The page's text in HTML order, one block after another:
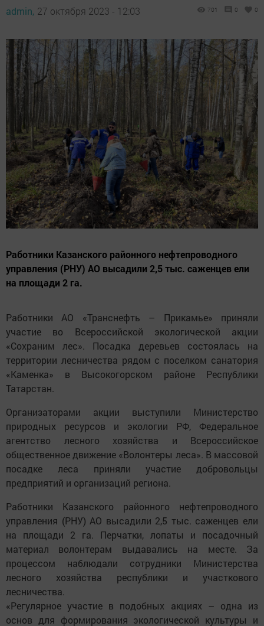
admin, 27 октября 2023 - 12:03 701 0 0
Работники Казанского районного нефтепроводного
управления (РНУ) АО высадили 2,5 тыс. саженцев ели
на площади 2 га.
Работники АО «Транснефть – Прикамье» приняли
участие во Всероссийской экологической акции
«Сохраним лес». Посадка деревьев состоялась на
территории лесничества рядом с поселком санатория
«Каменка» в Высокогорском районе Республики
Татарстан.
Организаторами акции выступили Министерство
природных ресурсов и экологии РФ, Федеральное
агентство лесного хозяйства и Всероссийское
общественное движение «Волонтеры леса». В массовой
посадке леса приняли участие добровольцы
предприятий и организаций региона.
Работники Казанского районного нефтепроводного
управления (РНУ) АО высадили 2,5 тыс. саженцев ели
на площади 2 га. Перчатки, лопаты и посадочный
материал волонтерам выдавались на месте. За
процессом наблюдали сотрудники Министерства
лесного хозяйства республики и участкового
лесничества.
«Регулярное участие в подобных акциях – одна из
основ для формирования экологической культуры и